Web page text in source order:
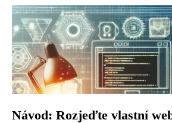
Návod: Rozjeďte vlastní